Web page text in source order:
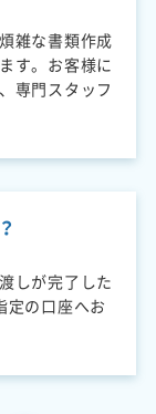
雑な書類作成
す。お客様に
専門スタッフ
しが完了した
定の口座へお